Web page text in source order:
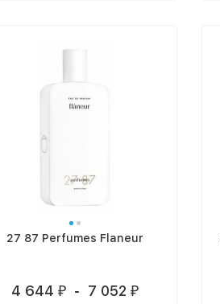
27 87 Perfumes Flaneur
4 644 ₽ - 7 052 ₽